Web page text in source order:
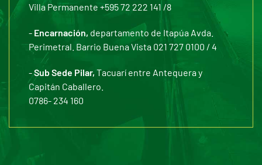
Villa Permanente +595 72 222 141 /8
- Encarnación, departamento de Itapúa Avda.
Perimetral. Barrio Buena Vista 021 727 0100 / 4
-Sub Sede Pilar, Tacuarí entre Antequera y
Capitán Caballero.
0786- 234 160